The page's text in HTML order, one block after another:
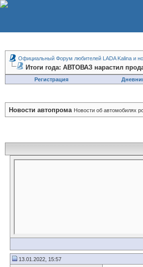
Официальный Форум любителей LADA Kalina и
Итоги года: АВТОВАЗ нарастил
Регистрация
Новости автопрома Новости об автомобилях
13.01.2022, 15:57